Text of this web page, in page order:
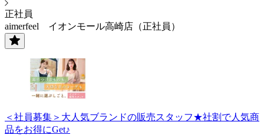
正社員
aimerfeel イオンモール高崎店（正社員）
＜社員募集＞大人気ブランドの販売スタッフ★社割で人気商
品をお得にGet♪